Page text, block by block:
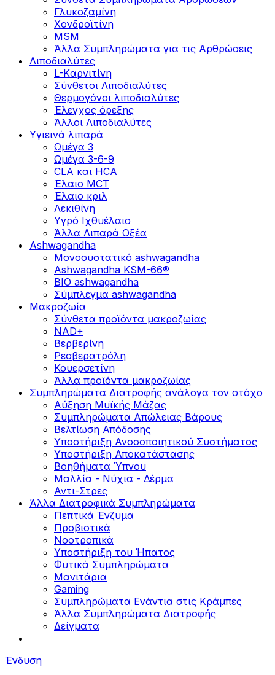
Γλυκοζαμίνη
Χονδροϊτίνη
MSM
Άλλα Συμπληρώματα για τις Αρθρώσεις
Λιποδιαλύτες
L-Kαρνιτίνη
Σύνθετοι Λιποδιαλύτες
Θερμογόνοι λιποδιαλύτες
Έλεγχος όρεξης
Άλλοι Λιποδιαλύτες
Υγιεινά λιπαρά
Ωμέγα 3
Ωμέγα 3-6-9
CLA και HCA
Έλαιο MCT
Έλαιο κριλ
Λεκιθίνη
Υγρό Ιχθυέλαιο
Άλλα Λιπαρά Οξέα
Ashwagandha
Μονοσυστατικό ashwagandha
Ashwagandha KSM-66®
BIO ashwagandha
Σύμπλεγμα ashwagandha
Μακροζωία
Σύνθετα προϊόντα μακροζωίας
NAD+
Βερβερίνη
Ρεσβερατρόλη
Κουερσετίνη
Άλλα προϊόντα μακροζωίας
Συμπληρώματα Διατροφής ανάλογα τον στόχο
Αύξηση Μυϊκής Μάζας
Συμπληρώματα Aπώλειας Βάρους
Βελτίωση Απόδοσης
Υποστήριξη Ανοσοποιητικού Συστήματος
Yποστήριξη Αποκατάστασης
Βοηθήματα Ύπνου
Μαλλία - Νύχια - Δέρμα
Αντι-Στρες
Άλλα Διατροφικά Συμπληρώματα
Πεπτικά Ένζυμα
Προβιοτικά
Νοοτροπικά
Υποστήριξη του Ήπατος
Φυτικά Συμπληρώματα
Μανιτάρια
Gaming
Συμπληρώματα Ενάντια στις Κράμπες
Άλλα Συμπληρώματα Διατροφής
Δείγματα
Ένδυση